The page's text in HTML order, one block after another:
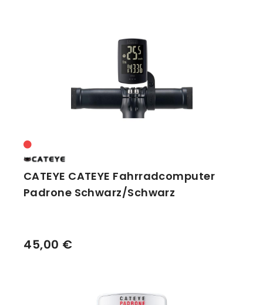
CATEYE CATEYE Fahrradcomputer
Padrone Schwarz/Schwarz
45,00 €